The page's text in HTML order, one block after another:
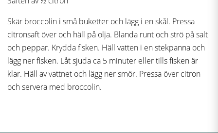
Skär broccolin i små buketter och lägg i en skål. Pressa
citronsaft över och häll på olja. Blanda runt och strö på salt
och peppar. Krydda fisken. Häll vatten i en stekpanna och
lägg ner fisken. Låt sjuda ca 5 minuter eller tills fisken är
klar. Häll av vattnet och lägg ner smör. Pressa över citron
och servera med broccolin.